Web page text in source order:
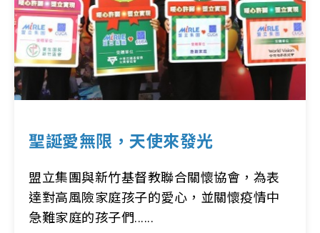
聖誕愛無限，天使來發光
盟立集團與新竹基督教聯合關懷協會，為表
達對高風險家庭孩子的愛心，並關懷疫情中
急難家庭的孩子們......